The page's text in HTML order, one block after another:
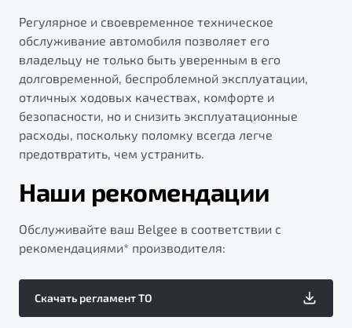
Регулярное и своевременное техническое
обслуживание автомобиля позволяет его
владельцу не только быть уверенным в его
долговременной, беспроблемной эксплуатации,
отличных ходовых качествах, комфорте и
безопасности, но и снизить эксплуатационные
расходы, поскольку поломку всегда легче
предотвратить, чем устранить.
Наши рекомендации
Обслуживайте ваш Belgee в соответствии с
рекомендациями* производителя:
Скачать регламент ТО